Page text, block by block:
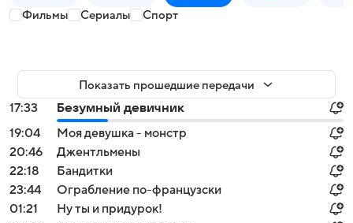
Фильмы Сериалы Спорт
Показать прошедшие передачи
17:33
Безумный девичник
19:04
Моя девушка - монстр
20:46
Джентльмены
22:18
Бандитки
23:44
Ограбление по-французски
01:21
Ну ты и придурок!